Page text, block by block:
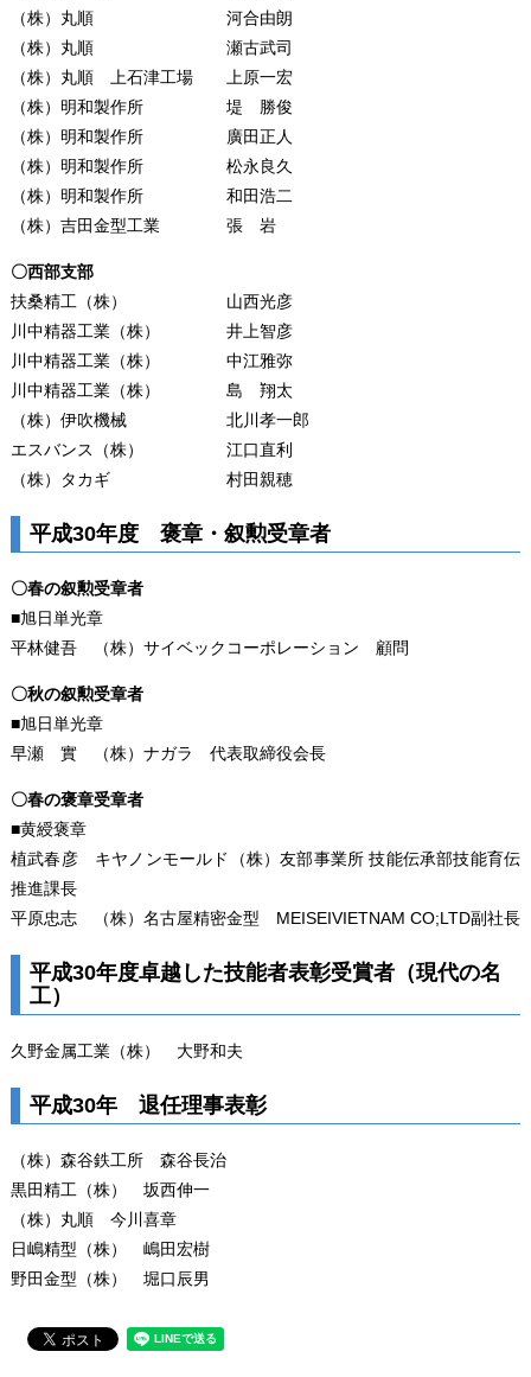
（株）丸順 河合由朗
（株）丸順 瀬古武司
（株）丸順 上石津工場 上原一宏
（株）明和製作所 堤 勝俊
（株）明和製作所 廣田正人
（株）明和製作所 松永良久
（株）明和製作所 和田浩二
（株）吉田金型工業 張 岩
〇西部支部
扶桑精工（株） 山西光彦
川中精器工業（株） 井上智彦
川中精器工業（株） 中江雅弥
川中精器工業（株） 島 翔太
（株）伊吹機械 北川孝一郎
エスバンス（株） 江口直利
（株）タカギ 村田親穂
平成30年度 褒章・叙勲受章者
〇春の叙勲受章者
■旭日単光章
平林健吾 （株）サイベックコーポレーション 顧問
〇秋の叙勲受章者
■旭日単光章
早瀬 實 （株）ナガラ 代表取締役会長
〇春の褒章受章者
■黄綬褒章
植武春彦 キヤノンモールド（株）友部事業所 技能伝承部技能育伝
推進課長
平原忠志 （株）名古屋精密金型 MEISEIVIETNAM CO;LTD副社長
平成30年度卓越した技能者表彰受賞者（現代の名
工）
久野金属工業（株） 大野和夫
平成30年 退任理事表彰
（株）森谷鉄工所 森谷長治
黒田精工（株） 坂西伸一
（株）丸順 今川喜章
日嶋精型（株） 嶋田宏樹
野田金型（株） 堀口辰男